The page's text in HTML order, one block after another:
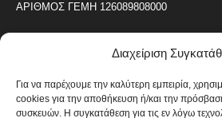
Διαχείριση
Για να παρέχουμε την καλύτερη εμπειρία,
cookies για την αποθήκευση ή/και την
συσκευών. Η συγκατάθεση για τις εν λόγω
ΑΡΙΘΜΟΣ ΓΕΜΗ 126089808000
ΔΗΜΟΦΙΛΗ ΚΑΤΗΓΟΡΙΑ
ΝΕΑ ΤΟΥ ΠΕΙΡΑΙΑ
ΟΛΥΜΠΙΑΚΟΣ